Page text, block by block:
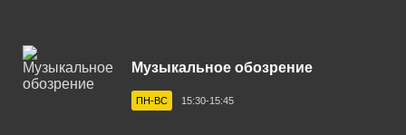
Выборг 106.7 FM
Геленджик 102.9 FM
Музыкальное обозрение
ПН-ВС 15:30-15:45